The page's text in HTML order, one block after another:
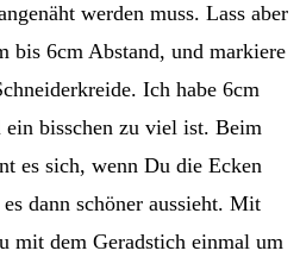
werden muss. Lass aber
bis 6cm Abstand, und markiere
Ich habe 6cm
ein bisschen zu viel ist. Beim
es sich, wenn Du die Ecken
dann schöner aussieht. Mit
mit dem Geradstich einmal um